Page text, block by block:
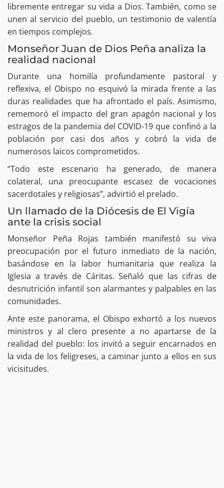
libremente entregar su vida a Dios. También, como se
unen al servicio del pueblo, un testimonio de valentía
en tiempos complejos.
Monseñor Juan de Dios Peña analiza la
realidad nacional
Durante una homilía profundamente pastoral y
reflexiva, el Obispo no esquivó la mirada frente a las
duras realidades que ha afrontado el país. Asimismo,
rememoró el impacto del gran apagón nacional y los
estragos de la pandemia del COVID-19 que confinó a la
población por casi dos años y cobró la vida de
numerosos laicos comprometidos.
“Todo este escenario ha generado, de manera
colateral, una preocupante escasez de vocaciones
sacerdotales y religiosas”, advirtió el prelado.
Un llamado de la Diócesis de El Vigía
ante la crisis social
Monseñor Peña Rojas también manifestó su viva
preocupación por el futuro inmediato de la nación,
basándose en la labor humanitaria que realiza la
Iglesia a través de Cáritas. Señaló que las cifras de
desnutrición infantil son alarmantes y palpables en las
comunidades.
Ante este panorama, el Obispo exhortó a los nuevos
ministros y al clero presente a no apartarse de la
realidad del pueblo: los invitó a seguir encarnados en
la vida de los feligreses, a caminar junto a ellos en sus
vicisitudes.